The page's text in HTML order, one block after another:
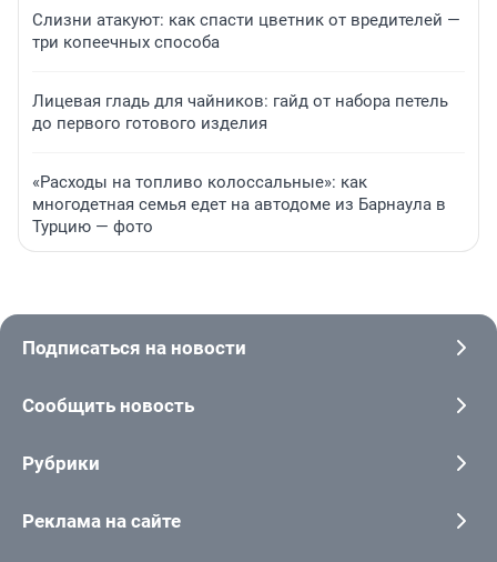
Слизни атакуют: как спасти цветник от вредителей —
три копеечных способа
Лицевая гладь для чайников: гайд от набора петель
до первого готового изделия
«Расходы на топливо колоссальные»: как
многодетная семья едет на автодоме из Барнаула в
Турцию — фото
Подписаться на новости
Сообщить новость
Рубрики
Реклама на сайте